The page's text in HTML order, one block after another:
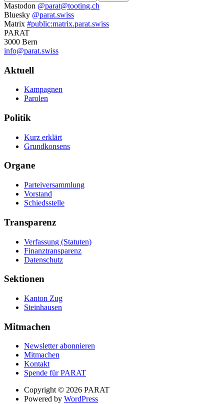
Weitere
Informationen
Mastodon @parat@tooting.ch
Bluesky @parat.swiss
Matrix #public:matrix.parat.swiss
PARAT
3000 Bern
info@parat.swiss
Navigation
Aktuell
Kampagnen
Parolen
Politik
Kurz erklärt
Grundkonsens
Organe
Parteiversammlung
Vorstand
Schiedsstelle
Transparenz
Verfassung (Statuten)
Finanztransparenz
Datenschutz
Sektionen
Kanton Zug
Steinhausen
Mitmachen
Newsletter abonnieren
Mitmachen
Kontakt
Spende für PARAT
Suche
Copyright © 2026 PARAT
Powered by WordPress